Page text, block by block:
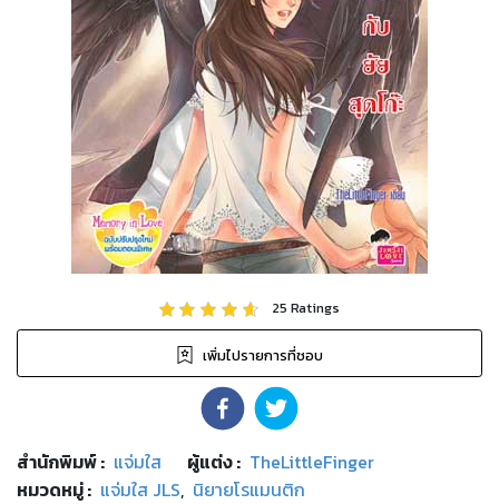
25 Ratings
เพิ่มไปรายการที่ชอบ
สำนักพิมพ์: แจ่มใส ผู้แต่ง : TheLittleFinger
หมวดหมู่: แจ่มใส JLS, นิยายโรแมนติก